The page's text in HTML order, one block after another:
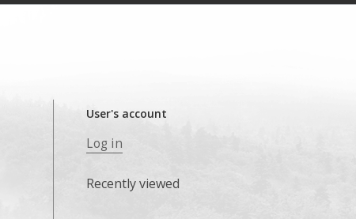
User's account
Log in
Recently viewed